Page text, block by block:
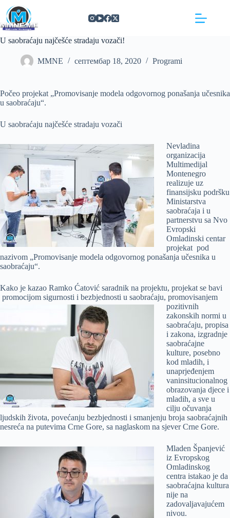
Skip
content
U saobraćaju najčešće stradaju vozači!
MMNE септембар 18, 2020 Programi
Počeo projekat „Promovisanje modela odgovornog ponašanja učesnika
u saobraćaju“.
U saobraćaju najčešće stradaju vozači
Nevladina
organizacija
Multimedijal
Montenegro
realizuje uz
finansijsku podršku
Ministarstva
saobraćaja i u
partnerstvu sa Nvo
Evropski
Omladinski centar
projekat pod
nazivom „Promovisanje modela odgovornog ponašanja učesnika u
saobraćaju“.
Kako je kazao Ramko Ćatović saradnik na projektu, projekat se bavi
promocijom sigurnosti i bezbjednosti u saobraćaju, promovisanjem
pozitivnih
zakonskih normi u
saobraćaju, propisa
i zakona, izgradnje
saobraćajne
kulture, posebno
kod mladih, i
unaprjeđenjem
vaninsitucionalnog
obrazovanja djece i
mladih, a sve u
cilju očuvanja
ljudskih života, povećanju bezbjednosti i smanjenju broja saobraćajnih
nesreća na putevima Crne Gore, sa naglaskom na sjever Crne Gore.
Mladen Španjević
iz Evropskog
Omladinskog
centra istakao je da
saobraćajna kultura
nije na
zadovaljavajućem
nivou.